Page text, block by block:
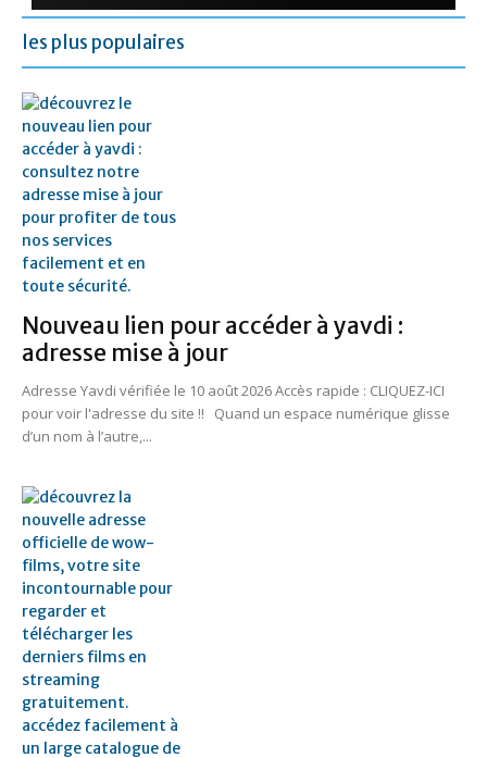
les plus populaires
Nouveau lien pour accéder à yavdi :
adresse mise à jour
Adresse Yavdi vérifiée le 10 août 2026 Accès rapide : CLIQUEZ-ICI
pour voir l'adresse du site !! Quand un espace numérique glisse
d’un nom à l’autre,...